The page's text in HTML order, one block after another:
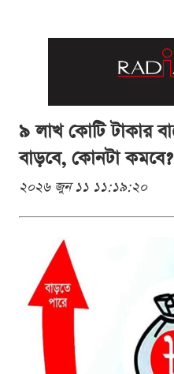
৯ লাখ কোটি টাকার
বাড়বে, কোনটা কমবে?
২০২৬ জুন ১১ ১১:১৯:২০